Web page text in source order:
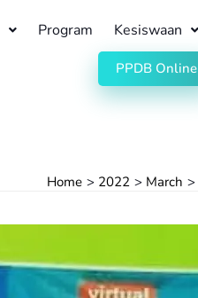
Program Kesiswaan
PPDB Online
Home 2022 March